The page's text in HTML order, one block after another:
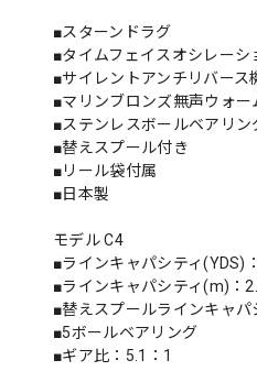
■スターンドラグ
■タイムフェイスオシレーシ
■サイレントアンチリバース
■マリンブロンズ無声ウォー
■ステンレスボールベアリン
■替えスプール付き
■リール袋付属
■日本製
モデル C4
■ラインキャパシティ
■ラインキャパシティ(m)：
■替えスプールラインキャ
■5ボールベアリング
■ギア比：5.1：1